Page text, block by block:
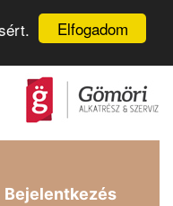
Elfogadom
Bejelentkezés